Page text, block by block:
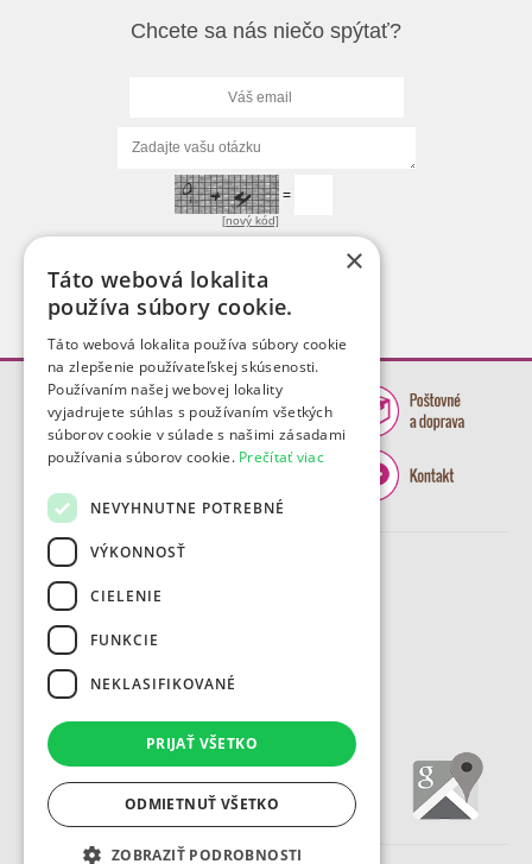
Chcete sa nás niečo spýtať?
[nový kód]
=
×
Táto webová lokalita
používa súbory cookie.
Táto webová lokalita používa súbory cookie
na zlepšenie používateľskej skúsenosti.
Používaním našej webovej lokality
vyjadrujete súhlas s používaním všetkých
súborov cookie v súlade s našimi zásadami
používania súborov cookie. Prečítať viac
NEVYHNUTNE POTREBNÉ
VÝKONNOSŤ
CIELENIE
FUNKCIE
NEKLASIFIKOVANÉ
PRIJAŤ VŠETKO
ODMIETNUŤ VŠETKO
ZOBRAZIŤ PODROBNOSTI